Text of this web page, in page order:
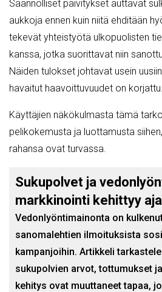
Säännölliset päivitykset auttavat
aukkoja ennen kuin niitä ehditään
tekevät yhteistyötä ulkopuolisten
kanssa, jotka suorittavat niin
Näiden tulokset johtavat usein
havaitut haavoittuvuudet on korjattu.
Käyttäjien näkökulmasta tämä
pelikokemusta ja luottamusta
rahansa ovat turvassa.
Sukupolvet ja
markkinointi kehittyy
Vedonlyöntimainonta on
sanomalehtien ilmoituksista
kampanjoihin. Artikkeli
sukupolvien arvot, tottumukset
kehitys ovat muuttaneet tapaa,